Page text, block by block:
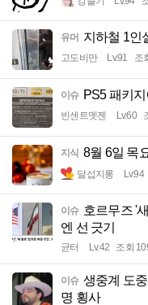
유머 지하철 1인
고도비만 Lv.91 조
이슈 PS5 패키
빈센트멧젠 Lv.60
지식 8월 6일 목
달섭지롱 Lv.94
이슈 호르무즈 '
엔 선 긋기
균터 Lv.42 조회
이슈 생중계 도
명 횡사